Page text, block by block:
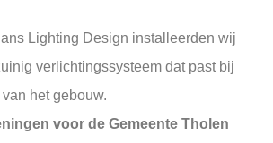
Lighting Design installeerden wij
verlichtingssysteem dat past bij
het gebouw.
voor de Gemeente Tholen